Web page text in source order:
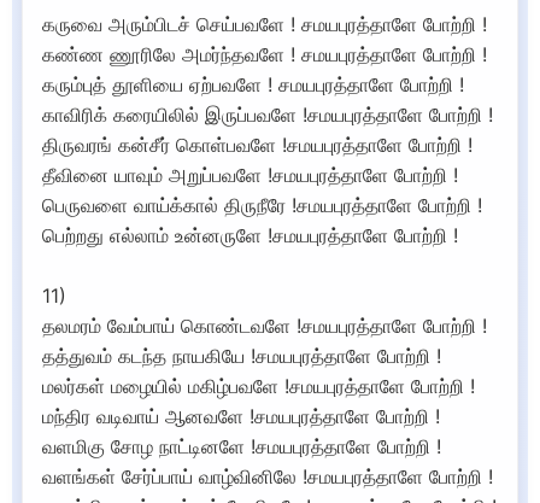
கருவை அரும்பிடச் செய்பவளே ! சமயபுரத்தாளே போற்றி !
கண்ண ணூரிலே அமர்ந்தவளே ! சமயபுரத்தாளே போற்றி !
கரும்புத் தூளியை ஏற்பவளே ! சமயபுரத்தாளே போற்றி !
காவிரிக் கரையிலில் இருப்பவளே !சமயபுரத்தாளே போற்றி !
திருவரங் கன்சீர் கொள்பவளே !சமயபுரத்தாளே போற்றி !
தீவினை யாவும் அறுப்பவளே !சமயபுரத்தாளே போற்றி !
பெருவளை வாய்க்கால் திருநீரே !சமயபுரத்தாளே போற்றி !
பெற்றது எல்லாம் உன்னருளே !சமயபுரத்தாளே போற்றி !
11)
தலமரம் வேம்பாய் கொண்டவளே !சமயபுரத்தாளே போற்றி !
தத்துவம் கடந்த நாயகியே !சமயபுரத்தாளே போற்றி !
மலர்கள் மழையில் மகிழ்பவளே !சமயபுரத்தாளே போற்றி !
மந்திர வடிவாய் ஆனவளே !சமயபுரத்தாளே போற்றி !
வளமிகு சோழ நாட்டினளே !சமயபுரத்தாளே போற்றி !
வளங்கள் சேர்ப்பாய் வாழ்வினிலே !சமயபுரத்தாளே போற்றி !